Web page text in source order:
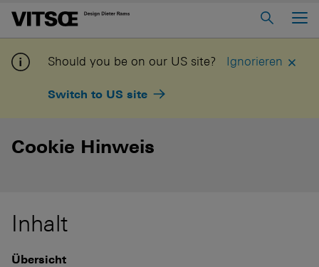
Home
Voice
Should you be on our US site?
Switch to US site
Ignorieren
Cookie Hinweis
Inhalt
Übersicht